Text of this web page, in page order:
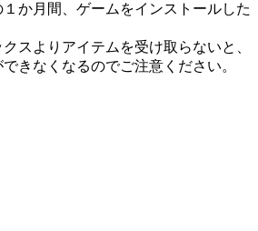
か月間、ゲームをインストールした
スよりアイテムを受け取らないと、
きなくなるのでご注意ください。